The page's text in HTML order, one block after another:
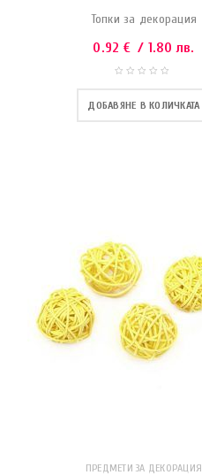
Топки за декорация
0.92 € / 1.80 лв.
ДОБАВЯНЕ В КОЛИЧКАТА
ПРЕДМЕТИ ЗА ДЕКОРАЦИЯ